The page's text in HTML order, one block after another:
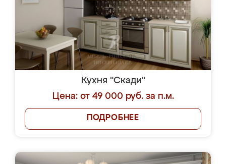
Кухня "Скади"
Цена: от 49 000 руб. за п.м.
ПОДРОБНЕЕ